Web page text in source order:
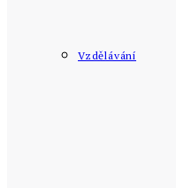
Vzdělávání